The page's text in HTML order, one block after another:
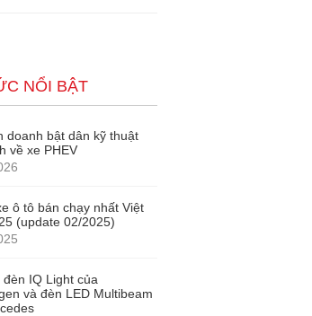
NỔI BẬT
doanh bật dân kỹ thuật
về xe PHEV
ô tô bán chạy nhất Việt
(update 02/2025)
đèn IQ Light của
và đèn LED Multibeam